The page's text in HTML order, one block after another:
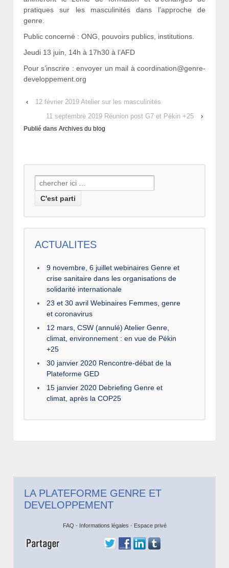
pratiques sur les masculinités dans l’approche de
genre.
Public concerné : ONG, pouvoirs publics, institutions.
Jeudi 13 juin, 14h à 17h30 à l’AFD
Pour s’inscrire : envoyer un mail à coordination@genre-
developpement.org
‹
12 février 2019 Atelier sur les masculinités
11 septembre 2019 Réunion post G7 et Pékin +25
›
Publié dans Archives du blog
Recherche
pour:
ACTUALITES
9 novembre, 6 juillet webinaires Genre et
crise sanitaire dans les organisations de
solidarité internationale
23 et 30 avril Webinaires Femmes, genre
et coronavirus
12 mars, CSW (annulé) Atelier Genre,
climat, environnement : en vue de Pékin
+25
30 janvier 2020 Rencontre-débat de la
Plateforme GED
15 janvier 2020 Debriefing Genre et
climat, après la COP25
LA PLATEFORME GENRE ET
DEVELOPPEMENT
FAQ - Informations légales - Espace privé